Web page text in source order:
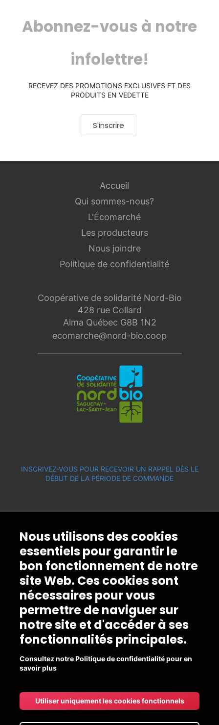
Abonnez-vous à notre
infolettre!
RECEVEZ DES PROMOTIONS EXCLUSIVES ET DES
PRODUITS EN VEDETTE
S'inscrire
Coopérative de solidarité Nord-Bio
428 rue Collard
Alma Québec G8B 1N2
ecomarche@nord-bio.coop
Accueil
Qui sommes-nous?
L'Écomarché
Les producteurs
Nous joindre
Politique de confidentialité
INSCRIVEZ-VOUS POUR RECEVOIR UN RAPPEL DÈS LE
DÉBUT DE LA PÉRIODE DE COMMANDE
Nous utilisons des cookies
essentiels pour garantir le
bon fonctionnement de notre
site Web. Ces cookies sont
nécessaires pour vous
permettre de naviguer sur
notre site et d'accéder à ses
fonctionnalités principales.
Consultez notre Politique de confidentialité pour en
savoir plus
Utiliser uniquement les cookies fonctionnels